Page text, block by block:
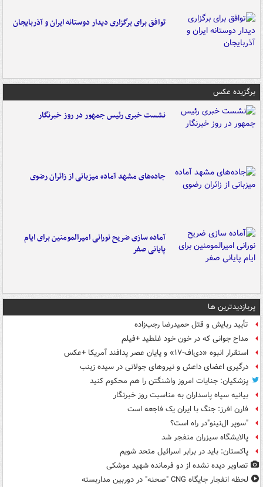
توافق برای برگزاری دیدار دوستانه ایران و آذربایجان
برگزیده عکس
نشست خبری رئیس جمهور در روز خبرنگار
جاده‌های مشهد آماده میزبانی از زائران رضوی
آماده سازی ضریح نورانی امیرالمومنین برای ایام
پایانی صفر
پربازدیدترین ها
تأیید ربایش و قتل حمیدرضا رجب‌زاده
مداح جوانی که در خون خود غلطید +فیلم
استقرار انبوه «دی‌اف‑۱۷» و پایان عصر پدافند آمریکا +عکس
درگیری اعضای داعش و نیروهای جولانی در سیده زینب
پزشکیان: جنایات امروز واشنگتن را هم محکوم کنید
بیانیه سپاه پاسداران به مناسبت روز خبرنگار
فارن افرز: جنگ با ایران یک فاجعه است
"سوپر ال‌نینو"در راه است؟
پالایشگاه سیزران منفجر شد
پاکستان: باید در برابر اسرائیل متحد شویم
تصاویر دیده‌ نشده از دو فرمانده شهید موشکی
لحظه انفجار جایگاه CNG "صحنه" در دوربین مداربسته